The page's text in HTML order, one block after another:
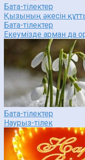
Бата-тілектер
Қызының әкесін
Бата-тілектер
Екеумізде арман да
Бата-тілектер
Наурыз-тілек